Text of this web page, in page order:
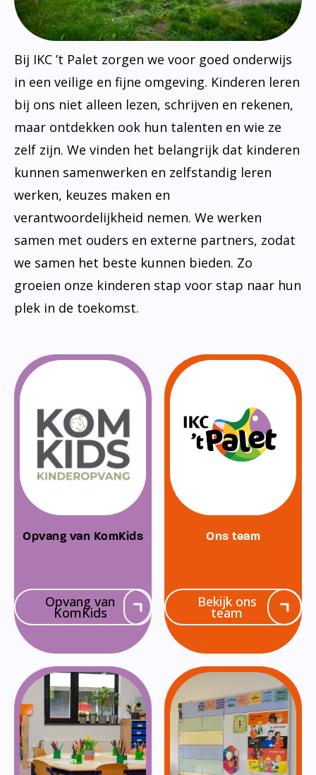
Bij IKC ’t Palet zorgen we voor goed onderwijs
in een veilige en fijne omgeving. Kinderen leren
bij ons niet alleen lezen, schrijven en rekenen,
maar ontdekken ook hun talenten en wie ze
zelf zijn. We vinden het belangrijk dat kinderen
kunnen samenwerken en zelfstandig leren
werken, keuzes maken en
verantwoordelijkheid nemen. We werken
samen met ouders en externe partners, zodat
we samen het beste kunnen bieden. Zo
groeien onze kinderen stap voor stap naar hun
plek in de toekomst.
Opvang van KomKids
Opvang van
KomKids
Ons team
Bekijk ons
team